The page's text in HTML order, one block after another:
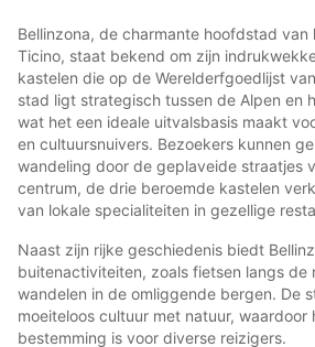
Bellinzona, de charmante hoofdstad van
Ticino, staat bekend om zijn
kastelen die op de Werelderfgoedlijst
stad ligt strategisch tussen de Alpen en
wat het een ideale uitvalsbasis maakt
en cultuursnuivers. Bezoekers kunnen
wandeling door de geplaveide straatjes
centrum, de drie beroemde kastelen
van lokale specialiteiten in gezellige
Naast zijn rijke geschiedenis biedt
buitenactiviteiten, zoals fietsen langs de
wandelen in de omliggende bergen. De
moeiteloos cultuur met natuur,
bestemming is voor diverse reizigers.